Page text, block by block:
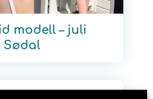
modell – juli
Sødal